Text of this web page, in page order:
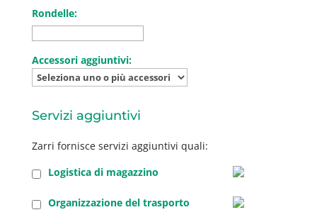
Rondelle:
Accessori aggiuntivi:
Servizi aggiuntivi
Zarri fornisce servizi aggiuntivi quali:
Logistica di magazzino
Organizzazione del trasporto